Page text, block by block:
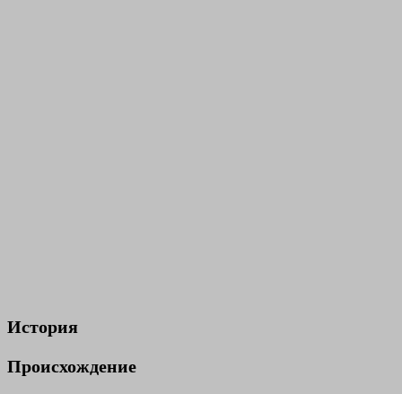
История
Происхождение